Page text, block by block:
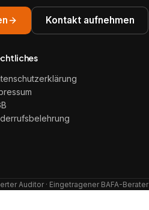
Kontakt aufnehmen
Auditor · Eingetragener BAFA-Berater